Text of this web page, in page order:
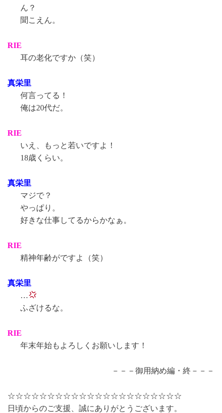
ん？
聞こえん。
RIE
耳の老化ですか（笑）
真栄里
何言ってる！
俺は20代だ。
RIE
いえ、もっと若いですよ！
18歳くらい。
真栄里
マジで？
やっぱり。
好きな仕事してるからかなぁ。
RIE
精神年齢がですよ（笑）
真栄里
…
ふざけるな。
RIE
年末年始もよろしくお願いします！
－－－御用納め編・終－－－
☆☆☆☆☆☆☆☆☆☆☆☆☆☆☆☆☆☆☆☆☆☆
日頃からのご支援、誠にありがとうございます。